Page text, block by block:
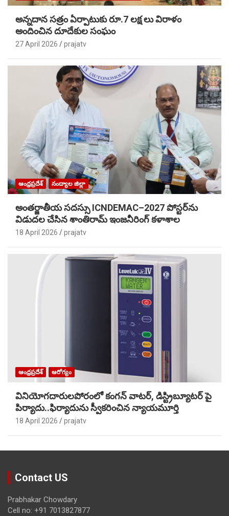
అన్నదాన సత్రం ఏర్పాటుకు రూ.7 లక్ష లు విరాళం
అందించిన దూదేకుల సంఘం
27 April 2026 prajatv
ఆంధ్రప్రదేశ్ నంద్యాల జిల్లా
అంతర్జాతీయ సదస్సు ICNDEMAC–2027 పోస్టర్‌ను
విడుదల చేసిన శాంతిరామ్ ఇంజనీరింగ్ కళాశాల
18 April 2026 prajatv
ఆంధ్రప్రదేశ్ ఆరోగ్యం
వినియోగదారులపోరంలో కంగన్ వాటర్, డిస్ట్రిబ్యూటర్ పై
పిర్యాదు..ఫిర్యాదును స్వీకరించిన న్యాయమూర్తి
18 April 2026 prajatv
Contact US
Prabhakar Chowdary
Cell no: +91 7013827877